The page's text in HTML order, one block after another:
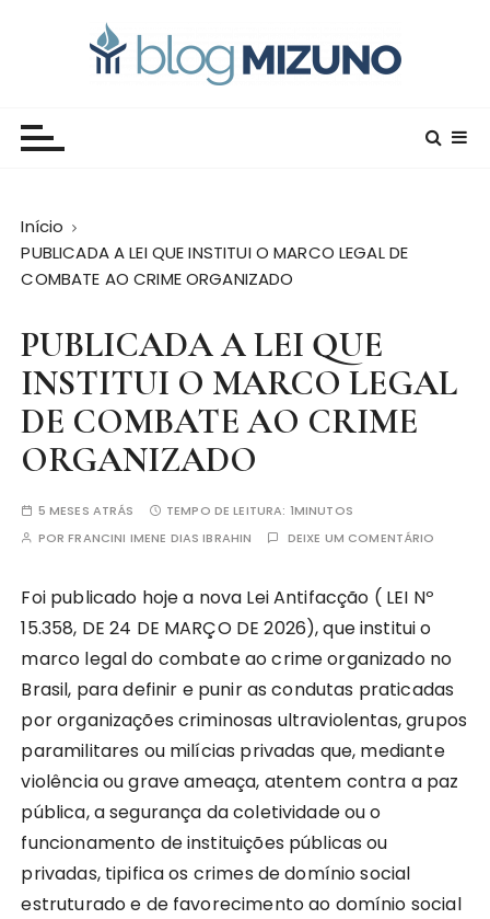
Início
PUBLICADA A LEI QUE INSTITUI O MARCO LEGAL DE
COMBATE AO CRIME ORGANIZADO
PUBLICADA A LEI QUE
INSTITUI O MARCO LEGAL
DE COMBATE AO CRIME
ORGANIZADO
5 MESES ATRÁS TEMPO DE LEITURA: 1MINUTOS
PORFRANCINI IMENE DIAS IBRAHIN DEIXE UM COMENTÁRIO
Foi publicado hoje a nova Lei Antifacção ( LEI Nº
15.358, DE 24 DE MARÇO DE 2026), que institui o
marco legal do combate ao crime organizado no
Brasil, para definir e punir as condutas praticadas
por organizações criminosas ultraviolentas, grupos
paramilitares ou milícias privadas que, mediante
violência ou grave ameaça, atentem contra a paz
pública, a segurança da coletividade ou o
funcionamento de instituições públicas ou
privadas, tipifica os crimes de domínio social
estruturado e de favorecimento ao domínio social